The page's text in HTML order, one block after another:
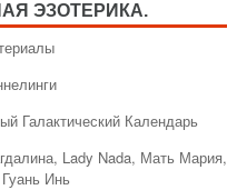
ЭЗОТЕРИКА.
Галактический Календарь
Lady Nada, Мать Мария,
Инь